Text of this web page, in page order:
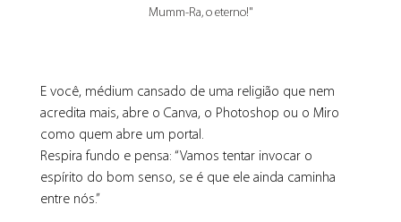
Mumm-Ra, o eterno!"
E você, médium cansado de uma religião que nem
acredita mais, abre o Canva, o Photoshop ou o Miro
como quem abre um portal.
Respira fundo e pensa: “Vamos tentar invocar o
espírito do bom senso, se é que ele ainda caminha
entre nós.”